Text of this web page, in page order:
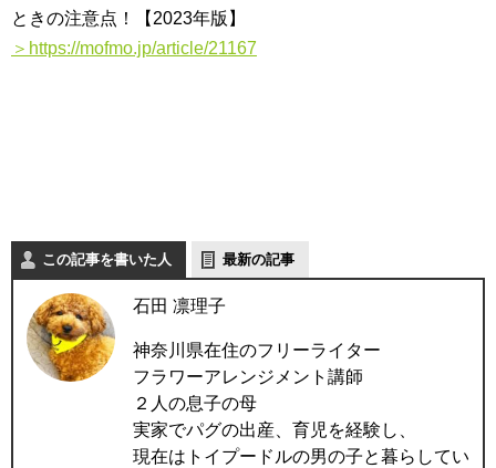
ときの注意点！【2023年版】
＞https://mofmo.jp/article/21167
この記事を書いた人 最新の記事
石田 凛理子
神奈川県在住のフリーライター
フラワーアレンジメント講師
２人の息子の母
実家でパグの出産、育児を経験し、
現在はトイプードルの男の子と暮らしてい